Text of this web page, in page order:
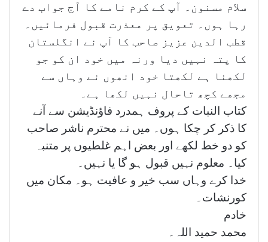
سلام مسنون۔ آپ کے کرم نامے کا آج جواب دے
رہا ہوں۔ تعویق پر معذرت قبول فرمائیں۔
قطب الدین عزیز صاحب کا آپ نے انگلستان
کا پتہ نہیں دیا ورنہ میں خود ان کو جو
لکھنا ہے لکھتا خود انھوں نے وہاں سے
مجھے کچھ تاحال نہیں لکھا ہے۔
کتاب النبات کے پروف ہمدرد فاؤنڈیشن سے آنے
کا ذکر کر چکا ہوں۔ میں نے محترم ناشر صاحب
کو دو خط لکھے اور بعض اہم غلطیوں پر متنبہ
کیا۔ معلوم نہیں قبول ہو گا یا نہیں۔
خدا کرے وہاں سب خیر و عافیت ہو۔ مکان میں
کورنشات۔
خادم
محمد حمید اللہ۔